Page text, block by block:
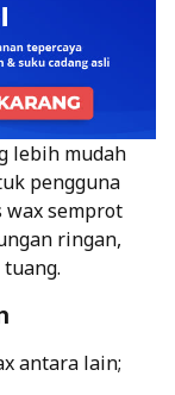
lebih mudah
pengguna
wax semprot
ringan,
antara lain;